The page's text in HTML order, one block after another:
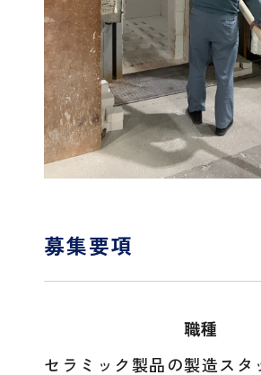
募集要項
職種
セラミック製品の製造スタ